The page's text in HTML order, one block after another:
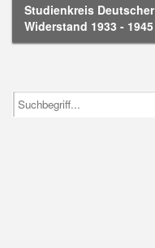
Studienkreis Deutscher
Widerstand 1933 - 1945